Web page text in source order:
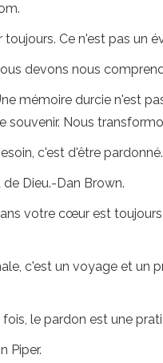
Ce n'est pas un
devons nous
mémoire durcie n'est
Nous
c'est d'être
Dieu.-Dan Brown.
votre cœur est
c'est un voyage et un
le pardon est une
Piper.